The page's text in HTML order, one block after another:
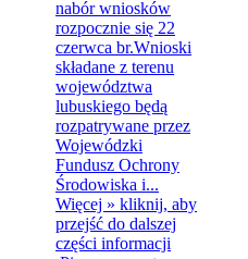
nabór wniosków
rozpocznie się 22
czerwca br.Wnioski
składane z terenu
województwa
lubuskiego będą
rozpatrywane przez
Wojewódzki
Fundusz Ochrony
Środowiska i...
Więcej » kliknij, aby
przejść do dalszej
części informacji